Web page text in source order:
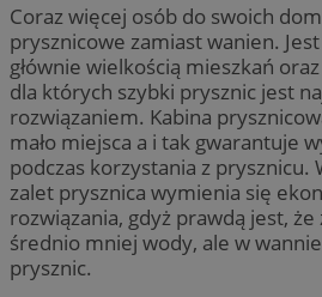
Coraz więcej osób do swoich
prysznicowe zamiast wanien.
głównie wielkością mieszkań
dla których szybki prysznic jest
rozwiązaniem. Kabina
mało miejsca a i tak gwarantuje
podczas korzystania z prysznicu.
zalet prysznica wymienia się
rozwiązania, gdyż prawdą jest,
średnio mniej wody, ale w
prysznic.